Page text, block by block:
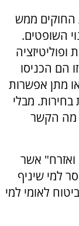
החוקים ממש
השופטים.
הם הכניסו
מתן אפשרות
מבלי
מה הקשר
ואזרח" אשר
למי שיניף
לאומי למי